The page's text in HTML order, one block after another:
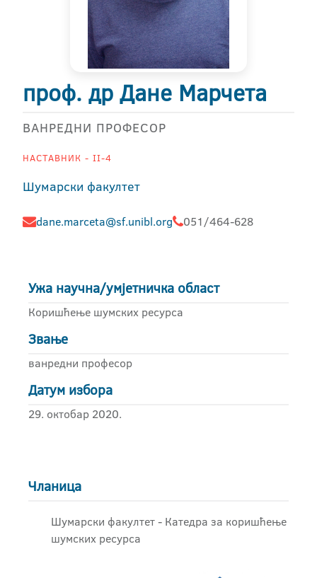
проф. др Дане Марчета
ВАНРЕДНИ ПРОФЕСОР
НАСТАВНИК - II-4
Шумарски факултет
dane.marceta@sf.unibl.org 051/464-628
Ужа научна/умјетничка област
Коришћење шумских ресурса
Звање
ванредни професор
Датум избора
29. октобар 2020.
Чланица
Шумарски факултет - Катедра за коришћење
шумских ресурса